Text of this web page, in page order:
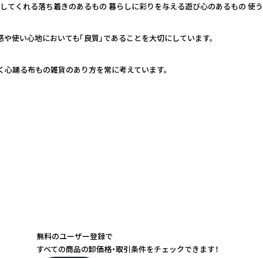
てくれる落ち着きのあるもの 暮らしに彩りを与える遊び心のあるもの 使
使い心地においても「良質」であることを大切にしています。
踊る布もの雑貨のあり方を常に考えています。
無料のユーザー登録で
すべての商品の卸価格・取引条件をチェックできます！